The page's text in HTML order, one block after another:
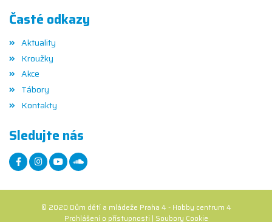
Časté odkazy
Aktuality
Kroužky
Akce
Tábory
Kontakty
Sledujte nás
© 2020 Dům dětí a mládeže Praha 4 - Hobby centrum 4
Prohlášení o přístupnosti | Soubory Cookie